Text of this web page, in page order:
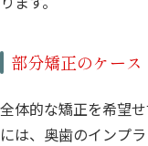
部分矯正のケース
全体的な矯正を希望
には、奥歯のインプ